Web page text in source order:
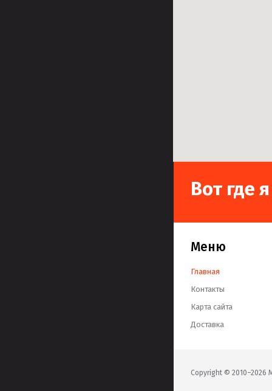
Вот где
Меню
Главная
Контакты
Карта сайта
Доставка
Copyright ©